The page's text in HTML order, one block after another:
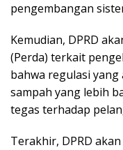
pengembangan
Kemudian, DPRD
(Perda) terkait
bahwa regulasi
sampah yang lebih
tegas terhadap
Terakhir, DPRD